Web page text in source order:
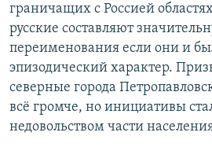
граничащих с Россией
русские составляют
переименования если они и
эпизодический характер.
северные города
всё громче, но инициативы
недовольством части